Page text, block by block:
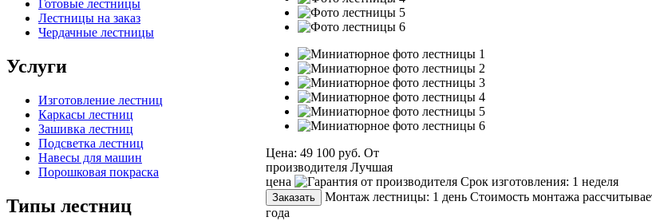
Готовые лестницы
Лестницы на заказ
Чердачные лестницы
Услуги
Изготовление лестниц
Каркасы лестниц
Зашивка лестниц
Подсветка лестниц
Навесы для машин
Порошковая покраска
Типы лестниц
Цена: 49 100 руб. От
производителя Лучшая
цена
Срок изготовления: 1 неделя
Заказать Монтаж лестницы: 1 день Стоимость монтажа
года